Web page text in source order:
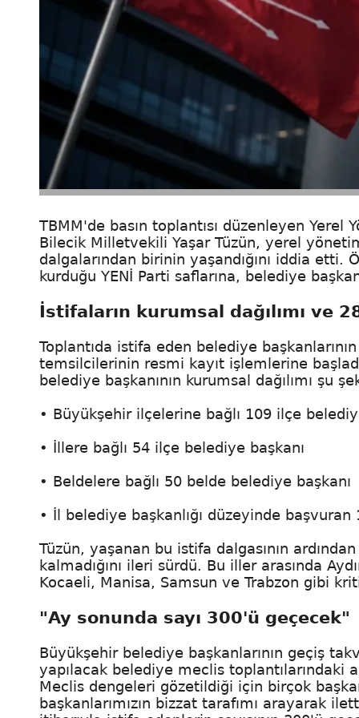
TBMM'de basın toplantısı düzenleyen Yerel
Bilecik Milletvekili Yaşar Tüzün, yerel
dalgalarından birinin yaşandığını iddia
kurduğu YENİ Parti saflarına, belediye
İstifaların kurumsal dağılımı ve
Toplantıda istifa eden belediye
temsilcilerinin resmi kayıt işlemlerine
belediye başkanının kurumsal dağılımı şu
• Büyükşehir ilçelerine bağlı 109 ilçe
• İllere bağlı 54 ilçe belediye başkanı
• Beldelere bağlı 50 belde belediye başkanı
• İl belediye başkanlığı düzeyinde başvuran
Tüzün, yaşanan bu istifa dalgasının
kalmadığını ileri sürdü. Bu iller arasında
Kocaeli, Manisa, Samsun ve Trabzon gibi
"Ay sonunda sayı 300'ü geçecek"
Büyükşehir belediye başkanlarının geçiş
yapılacak belediye meclis
Meclis dengeleri gözetildiği için birçok
başkanlarımızın bizzat tarafımı arayarak